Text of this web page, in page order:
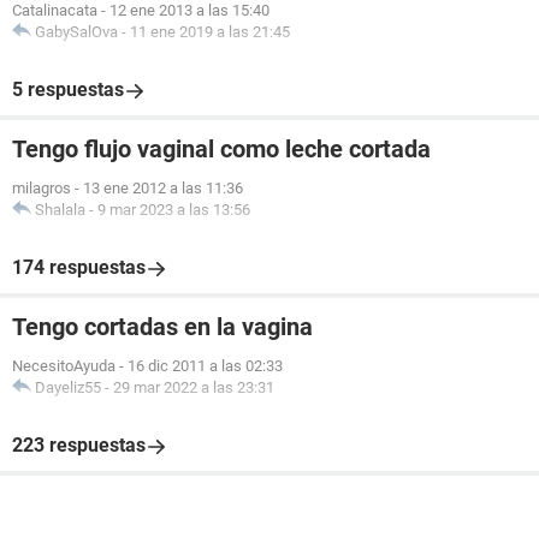
Catalinacata - 12 ene 2013 a las 15:40
GabySalOva - 11 ene 2019 a las 21:45
5 respuestas
Tengo flujo vaginal como leche cortada
milagros - 13 ene 2012 a las 11:36
Shalala - 9 mar 2023 a las 13:56
174 respuestas
Tengo cortadas en la vagina
NecesitoAyuda - 16 dic 2011 a las 02:33
Dayeliz55 - 29 mar 2022 a las 23:31
223 respuestas